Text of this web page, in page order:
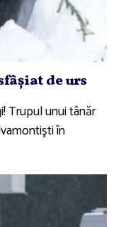
de urs
Trupul unui tânăr
în